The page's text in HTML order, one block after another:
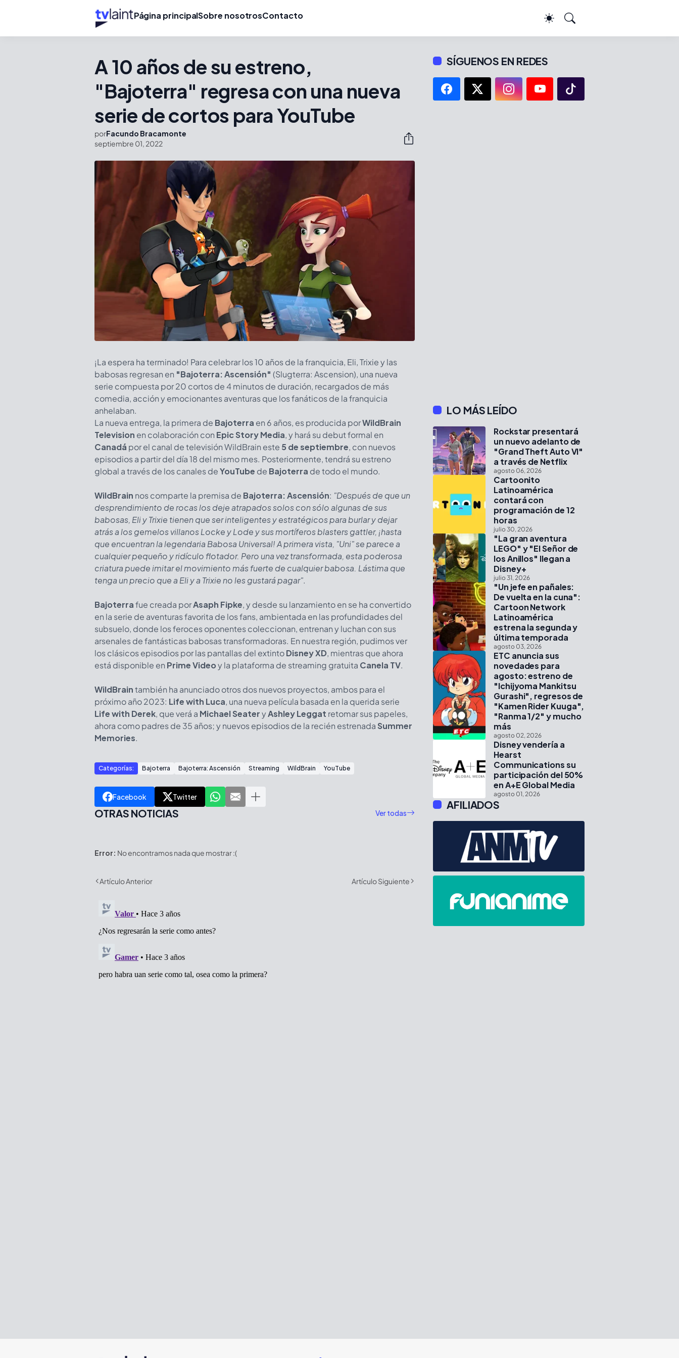
Página principalSobre nosotrosContacto
A 10 años de su estreno,
"Bajoterra" regresa con una nueva
serie de cortos para YouTube
porFacundo Bracamonte
septiembre 01, 2022
¡La espera ha terminado! Para celebrar los 10 años de la franquicia, Eli, Trixie y las
babosas regresan en "Bajoterra: Ascensión" (Slugterra: Ascension), una nueva
serie compuesta por 20 cortos de 4 minutos de duración, recargados de más
comedia, acción y emocionantes aventuras que los fanáticos de la franquicia
anhelaban.
La nueva entrega, la primera de Bajoterra en 6 años, es producida porWildBrain
Television en colaboración con Epic Story Media, y hará su debut formal en
Canadá por el canal de televisión WildBrain este 5 de septiembre, con nuevos
episodios a partir del día 18 del mismo mes. Posteriormente, tendrá su estreno
global a través de los canales deYouTube de Bajoterra de todo el mundo.
WildBrain nos comparte la premisa de Bajoterra: Ascensión: "Después de que un
desprendimiento de rocas los deje atrapados solos con sólo algunas de sus
babosas, Eli y Trixie tienen que ser inteligentes y estratégicos para burlar y dejar
atrás a los gemelos villanos Locke y Lode y sus mortíferos blasters gattler, ¡hasta
que encuentran la legendaria Babosa Universal! A primera vista, "Uni" se parece a
cualquier pequeño y ridículo flotador. Pero una vez transformada, esta poderosa
criatura puede imitar el movimiento más fuerte de cualquier babosa. Lástima que
tenga un precio que a Eli y a Trixie no les gustará pagar".
Bajoterrafue creada porAsaph Fipke, y desde su lanzamiento en se ha convertido
en la serie de aventuras favorita de los fans, ambientada en las profundidades del
subsuelo, donde los feroces oponentes coleccionan, entrenan y luchan con sus
arsenales de fantásticas babosas transformadoras. En nuestra región, pudimos ver
los clásicos episodios por las pantallas del extintoDisney XD, mientras que ahora
está disponible en Prime Videoy la plataforma de streaming gratuita Canela TV.
WildBraintambién ha anunciado otros dos nuevos proyectos, ambos para el
próximo año 2023: Life with Luca, una nueva película basada en la querida serie
Life with Derek, que verá a Michael SeateryAshley Leggat retomar sus papeles,
ahora como padres de 35 años; y nuevos episodios de la recién estrenada Summer
Memories.
Categorías: Bajoterra Bajoterra: Ascensión Streaming WildBrain YouTube
Facebook Twitter
OTRAS NOTICIAS Ver todas
Error: No encontramos nada que mostrar :(
Artículo Anterior Artículo Siguiente
SÍGUENOS EN REDES
LO MÁS LEÍDO
Rockstar presentará
un nuevo adelanto de
"Grand Theft Auto VI"
a través de Netflix
agosto 06, 2026
Cartoonito
Latinoamérica
contará con
programación de 12
horas
julio 30, 2026
"La gran aventura
LEGO" y "El Señor de
los Anillos" llegan a
Disney+
julio 31, 2026
"Un jefe en pañales:
De vuelta en la cuna":
Cartoon Network
Latinoamérica
estrena la segunda y
última temporada
agosto 03, 2026
ETC anuncia sus
novedades para
agosto: estreno de
"Ichijyoma Mankitsu
Gurashi", regresos de
"Kamen Rider Kuuga",
"Ranma 1/2" y mucho
más
agosto 02, 2026
Disney vendería a
Hearst
Communications su
participación del 50%
en A+E Global Media
agosto 01, 2026
AFILIADOS